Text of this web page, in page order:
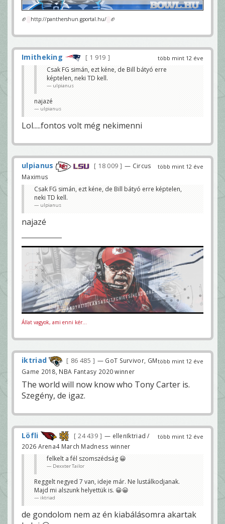
🏈 http://panthershun.gportal.hu/ 🏈
több mint 12 éve
Imitheking
1 919
Csak FG simán, ezt kéne, de Bill bátyó erre
képtelen, neki TD kell.
ulpianus
najazé
ulpianus
Lol.....fontos volt még nekimenni
több mint 12 éve
ulpianus 18 009
— Circus
Maximus
Csak FG simán, ezt kéne, de Bill bátyó erre képtelen,
neki TD kell.
ulpianus
najazé
Állat vagyok, ami enni kér...
több mint 12 éve
iktriad 86 485
— GoT Survivor, GM
Game 2018, NBA Fantasy 2020 winner
The world will now know who Tony Carter is.
Szegény, de igaz.
több mint 12 éve
Löfli 24 439
— ellenIktriad /
2026 Arena4 March Madness winner
felkelt a fél szomszédság 😀
Dexxter Tailor
Reggelt negyed 7 van, ideje már. Ne lustálkodjanak.
Majd mi alszunk helyettük is. 😀😀
iktriad
de gondolom nem az én kiabálásomra akartak